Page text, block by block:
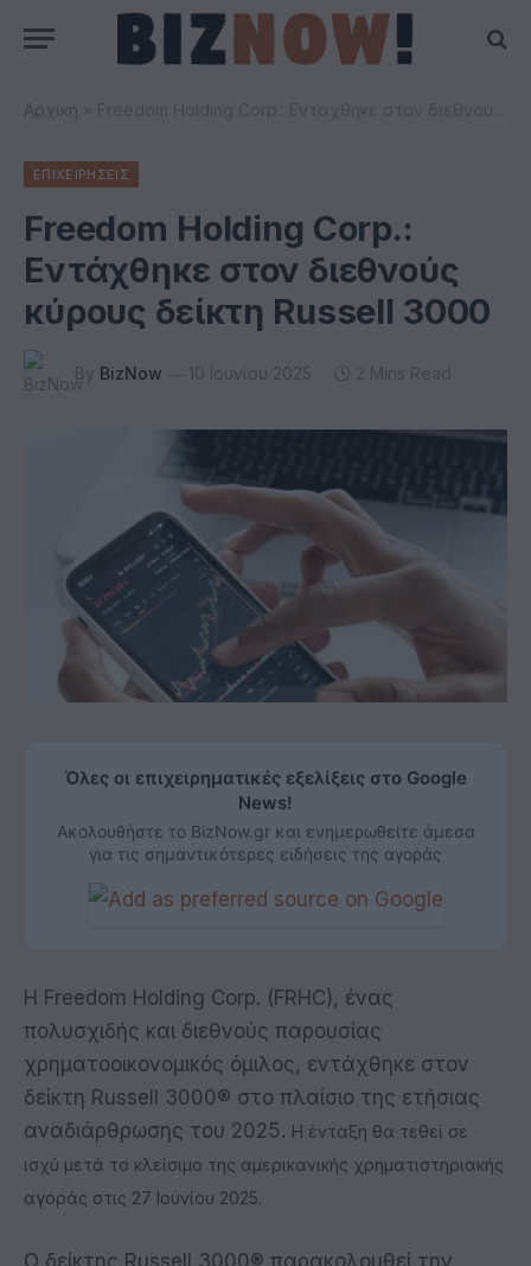
Αρχική
ΕΠΙΧΕΙΡΗΣΕΙΣ
Freedom Holding Corp.:
Εντάχθηκε στον διεθνούς
κύρους δείκτη Russell 3000
By BizNow 10 Ιουνίου 2025 2 Mins Read
Όλες οι επιχειρηματικές εξελίξεις στο Google
News!
Ακολουθήστε το BizNow.gr και ενημερωθείτε άμεσα
για τις σημαντικότερες ειδήσεις της αγοράς
Η Freedom Holding Corp. (FRHC), ένας
πολυσχιδής και διεθνούς παρουσίας
χρηματοοικονομικός όμιλος, εντάχθηκε στον
δείκτη Russell 3000® στο πλαίσιο της ετήσιας
αναδιάρθρωσης του 2025. Η ένταξη θα τεθεί σε
ισχύ μετά το κλείσιμο της αμερικανικής χρηματιστηριακής
αγοράς στις 27 Ιουνίου 2025.
Ο δείκτης Russell 3000® παρακολουθεί την